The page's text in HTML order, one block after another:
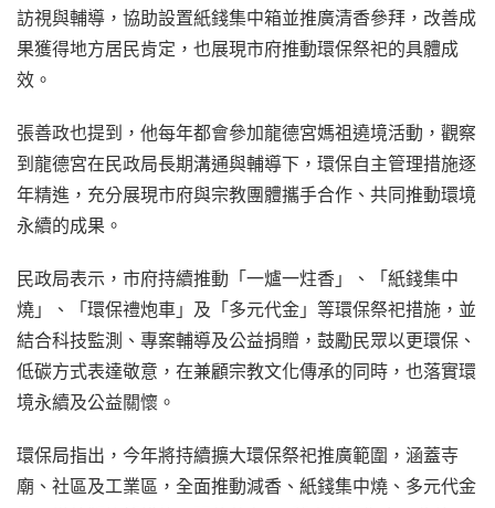
訪視與輔導，協助設置紙錢集中箱並推廣清香參拜，改善成
果獲得地方居民肯定，也展現市府推動環保祭祀的具體成
效。
張善政也提到，他每年都會參加龍德宮媽祖遶境活動，觀察
到龍德宮在民政局長期溝通與輔導下，環保自主管理措施逐
年精進，充分展現市府與宗教團體攜手合作、共同推動環境
永續的成果。
民政局表示，市府持續推動「一爐一炷香」、「紙錢集中
燒」、「環保禮炮車」及「多元代金」等環保祭祀措施，並
結合科技監測、專案輔導及公益捐贈，鼓勵民眾以更環保、
低碳方式表達敬意，在兼顧宗教文化傳承的同時，也落實環
境永續及公益關懷。
環保局指出，今年將持續擴大環保祭祀推廣範圍，涵蓋寺
廟、社區及工業區，全面推動減香、紙錢集中燒、多元代金